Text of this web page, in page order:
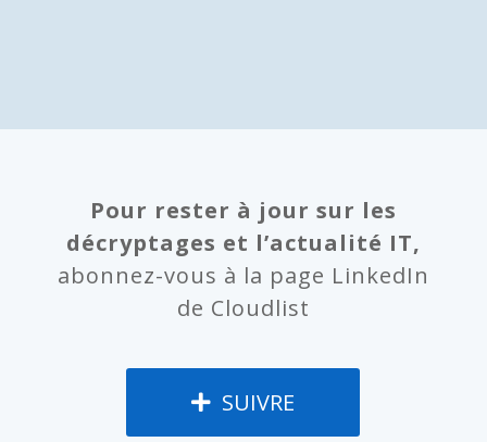
Pour rester à jour sur les
décryptages et l’actualité IT,
abonnez-vous à la page LinkedIn
de Cloudlist
SUIVRE